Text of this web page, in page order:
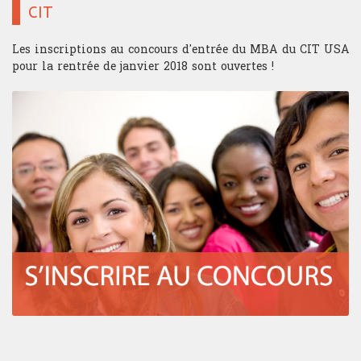
CIT
Les inscriptions au concours d'entrée du MBA du CIT USA
pour la rentrée de janvier 2018 sont ouvertes !